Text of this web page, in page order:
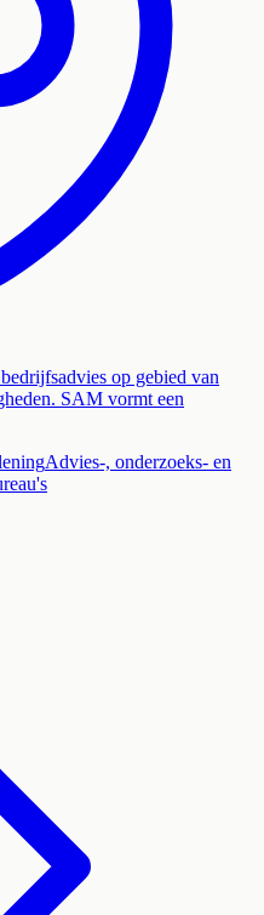
op gebied van
SAM vormt een
Advies-, onderzoeks- en